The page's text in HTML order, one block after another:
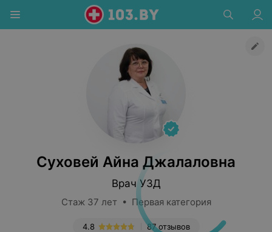
Суховей Айна Джалаловна
Врач УЗД
Стаж 37 лет • Первая категория
87 отзывов
4.8